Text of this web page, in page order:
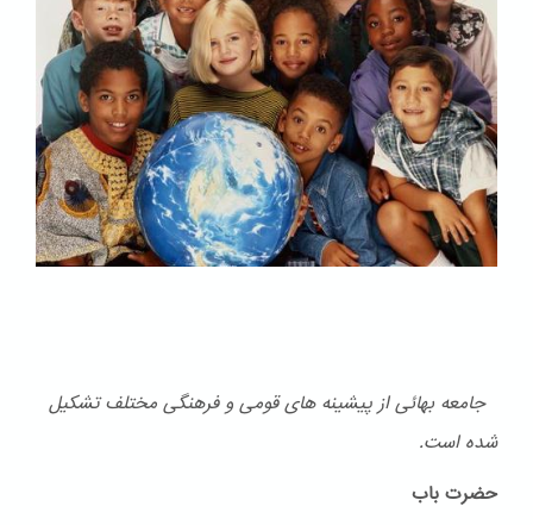
جامعه بهائی از پیشینه های قومی و فرهنگی مختلف تشكیل
شده است.
حضرت باب